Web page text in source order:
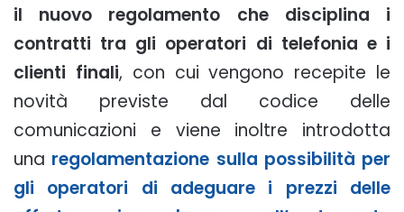
il nuovo regolamento che disciplina i
contratti tra gli operatori di telefonia e i
clienti finali, con cui vengono recepite le
novità previste dal codice delle
comunicazioni e viene inoltre introdotta
una regolamentazione sulla possibilità per
gli operatori di adeguare i prezzi delle